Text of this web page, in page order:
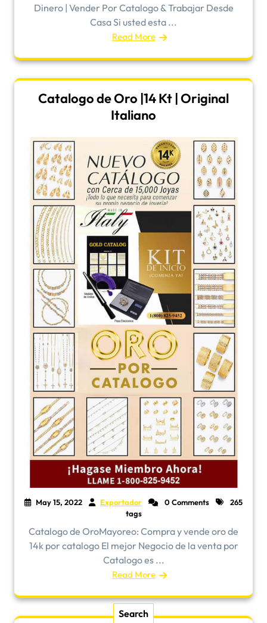
Dinero | Vender Por Catalogo & Trabajar Desde
Casa Si usted esta ...
Read More
Catalogo de Oro |14 Kt | Original
Italiano
May 15, 2022 Exportador 0 Comments
265
tags
​Catalogo de OroMayoreo: Compra y vende oro de
14k por catalogo El mejor Negocio de la venta por
Catalogo es ...
Read More
Search